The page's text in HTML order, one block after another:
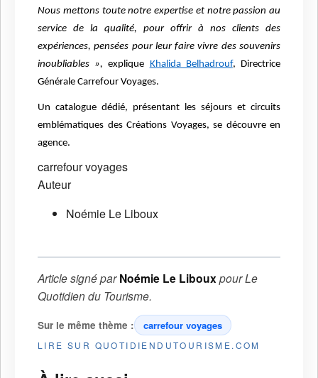
Nous mettons toute notre expertise et notre passion au
service de la qualité, pour offrir à nos clients des
expériences, pensées pour leur faire vivre des souvenirs
inoubliables », explique Khalida Belhadrouf, Directrice
Générale Carrefour Voyages.
Un catalogue dédié, présentant les séjours et circuits
emblématiques des Créations Voyages, se découvre en
agence.
carrefour voyages
Auteur
Noémie Le Liboux
Article signé parNoémie Le LibouxpourLe
Quotidien du Tourisme.
Sur le même thème : carrefour voyages
LIRE SUR QUOTIDIENDUTOURISME.COM